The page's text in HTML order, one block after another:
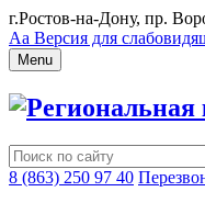
г.Ростов-на-Дону, пр.
Аа Версия для
Menu
Региональная
8 (863) 250 97 40